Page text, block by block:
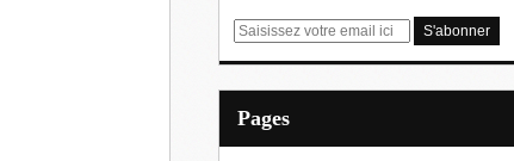
E
Pages